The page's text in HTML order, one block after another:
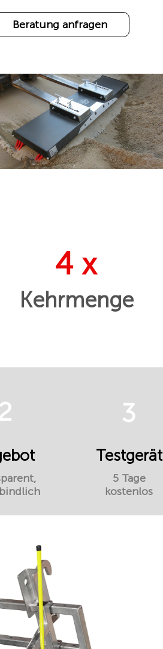
Beratung anfragen
4 x
Kehrmenge
2 3
Testgerät
5 Tage
kostenlos